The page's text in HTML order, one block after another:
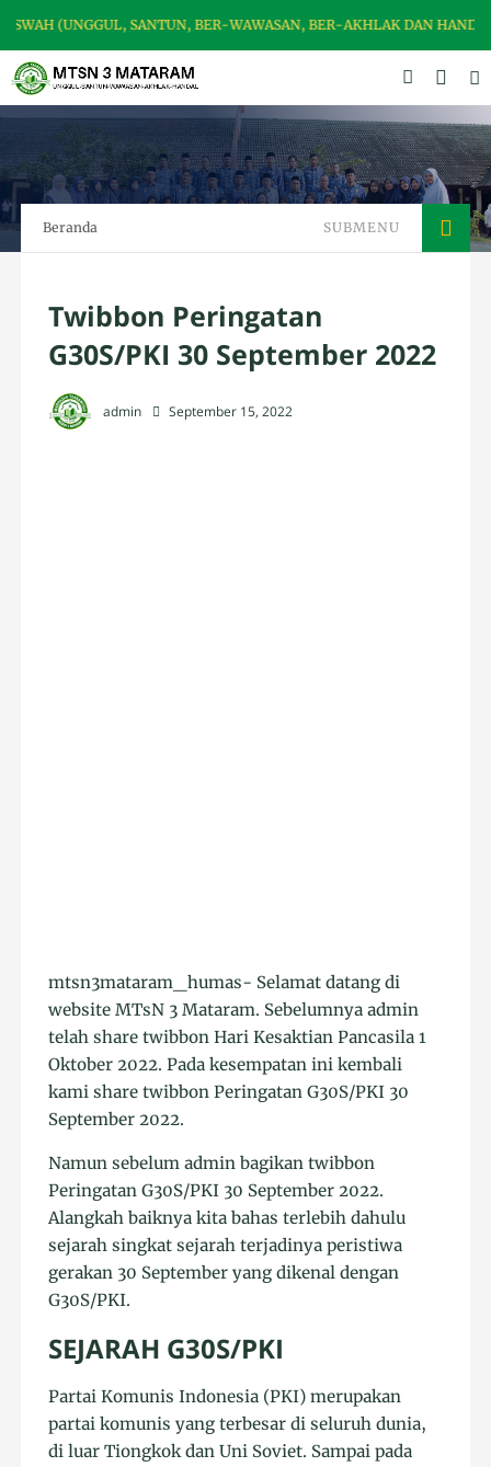
(UNGGUL, SANTUN, BER-WAWASAN, BER-AKHLAK DAN HANDAL)
Beranda SUBMENU
Twibbon Peringatan
G30S/PKI 30 September 2022
admin September 15, 2022
mtsn3mataram_humas- Selamat datang di
website MTsN 3 Mataram. Sebelumnya admin
telah share twibbon Hari Kesaktian Pancasila 1
Oktober 2022. Pada kesempatan ini kembali
kami share twibbon Peringatan G30S/PKI 30
September 2022.
Namun sebelum admin bagikan twibbon
Peringatan G30S/PKI 30 September 2022.
Alangkah baiknya kita bahas terlebih dahulu
sejarah singkat sejarah terjadinya peristiwa
gerakan 30 September yang dikenal dengan
G30S/PKI.
SEJARAH G30S/PKI
Partai Komunis Indonesia (PKI) merupakan
partai komunis yang terbesar di seluruh dunia,
di luar Tiongkok dan Uni Soviet. Sampai pada